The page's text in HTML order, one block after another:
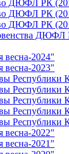
ДЮФЛ РК
ДЮФЛ РК
ДЮФЛ РК
ДЮФЛ
весна-2024"
весна-2023"
Республики
Республики
Республики
Республики
Республики
весна-2022"
весна-2021"